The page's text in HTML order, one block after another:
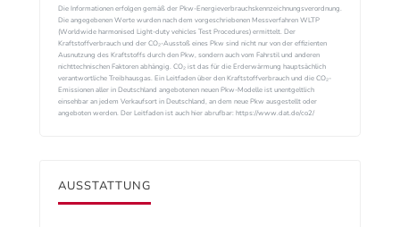
Die Informationen erfolgen gemäß der Pkw-Energieverbrauchskennzeichnungsverordnung.
Die angegebenen Werte wurden nach dem vorgeschriebenen Messverfahren WLTP
(Worldwide harmonised Light-duty vehicles Test Procedures) ermittelt. Der
Kraftstoffverbrauch und der CO₂-Ausstoß eines Pkw sind nicht nur von der effizienten
Ausnutzung des Kraftstoffs durch den Pkw, sondern auch vom Fahrstil und anderen
nichttechnischen Faktoren abhängig. CO₂ ist das für die Erderwärmung hauptsächlich
verantwortliche Treibhausgas. Ein Leitfaden über den Kraftstoffverbrauch und die CO₂-
Emissionen aller in Deutschland angebotenen neuen Pkw-Modelle ist unentgeltlich
einsehbar an jedem Verkaufsort in Deutschland, an dem neue Pkw ausgestellt oder
angeboten werden. Der Leitfaden ist auch hier abrufbar: https://www.dat.de/co2/
AUSSTATTUNG